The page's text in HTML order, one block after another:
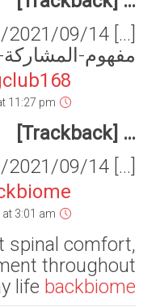
[…] There you will find 77214 more Information to that Topic: hajmarkiz.org/2021/09/14/تأصيل-
Backbiome is an
reduce